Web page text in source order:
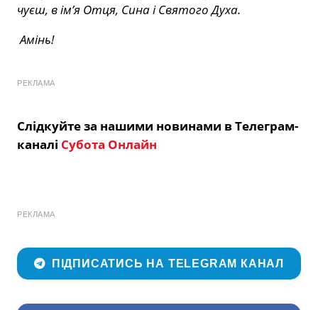
чуєш, в ім’я Отця, Сина і Святого Духа.
Амінь!
РЕКЛАМА
Слідкуйте за нашими новинами в Телеграм-
каналі Субота Онлайн
РЕКЛАМА
ПІДПИСАТИСЬ НА TELEGRAM КАНАЛ